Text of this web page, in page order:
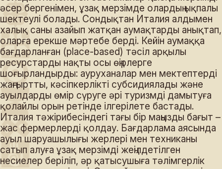
әсер бергенімен, ұзақ мерзімде олардың ықпалы
шектеулі болады. Сондықтан Италия алдымен
халық саны азайып жатқан аумақтарды анықтап,
оларға ерекше мәртебе берді. Кейін аумаққа
бағдарланған (place-based) тәсіл арқылы
ресурстарды нақты осы өңірлерге
шоғырландырды: ауруханалар мен мектептерді
жаңғыртты, кәсіпкерлікті субсидиялады және
ауылдарды өмір сүруге әрі туризмді дамытуға
қолайлы орын ретінде ілгерілете бастады.
Италия тәжірибесіндегі тағы бір маңызды бағыт –
жас фермерлерді қолдау. Бағдарлама аясында
ауыл шаруашылығы жерлері мен техниканы
сатып алуға ұзақ мерзімді жеңілдетілген
несиелер беріліп, әр қатысушыға тәлімгерлік